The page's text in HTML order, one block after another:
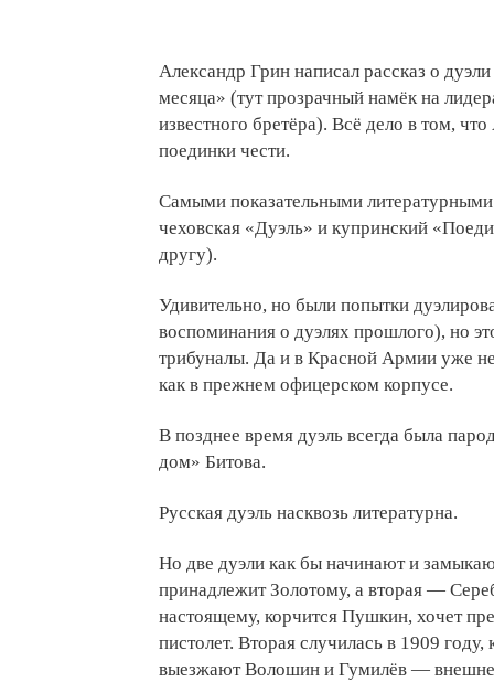
Александр Грин написал рассказ о
месяца» (тут прозрачный намёк на
известного бретёра). Всё дело в том,
поединки чести.
Самыми показательными
чеховская «Дуэль» и купринский
другу).
Удивительно, но были попытки
воспоминания о дуэлях прошлого), но
трибуналы. Да и в Красной Армии уже
как в прежнем офицерском корпусе.
В позднее время дуэль всегда была
дом» Битова.
Русская дуэль насквозь литературна.
Но две дуэли как бы начинают и
принадлежит Золотому, а вторая —
настоящему, корчится Пушкин, хочет
пистолет. Вторая случилась в 1909
выезжают Волошин и Гумилёв — внешне